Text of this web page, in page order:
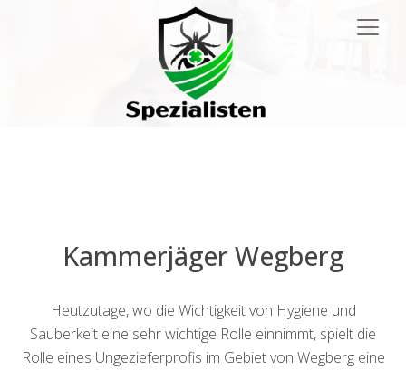
Kammerjäger Wegberg
Heutzutage, wo die Wichtigkeit von Hygiene und
Sauberkeit eine sehr wichtige Rolle einnimmt, spielt die
Rolle eines Ungezieferprofis im Gebiet von Wegberg eine